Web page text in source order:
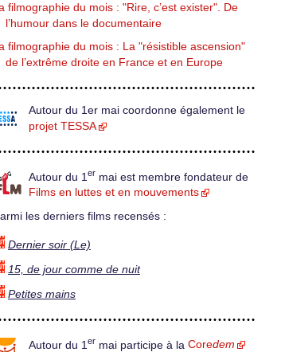
filmographie du mois : "Rire, c’est exister". De
l’humour dans le documentaire
filmographie du mois : La "résistible ascension"
de l’extrême droite en France et en Europe
Autour du 1er mai coordonne également le
projet TESSA
Autour du 1 er mai est membre fondateur de
Films en luttes et en mouvements
les derniers films recensés :
Dernier soir (Le)
15, de jour comme de nuit
Petites mains
Autour du 1 er mai participe à la Coredem